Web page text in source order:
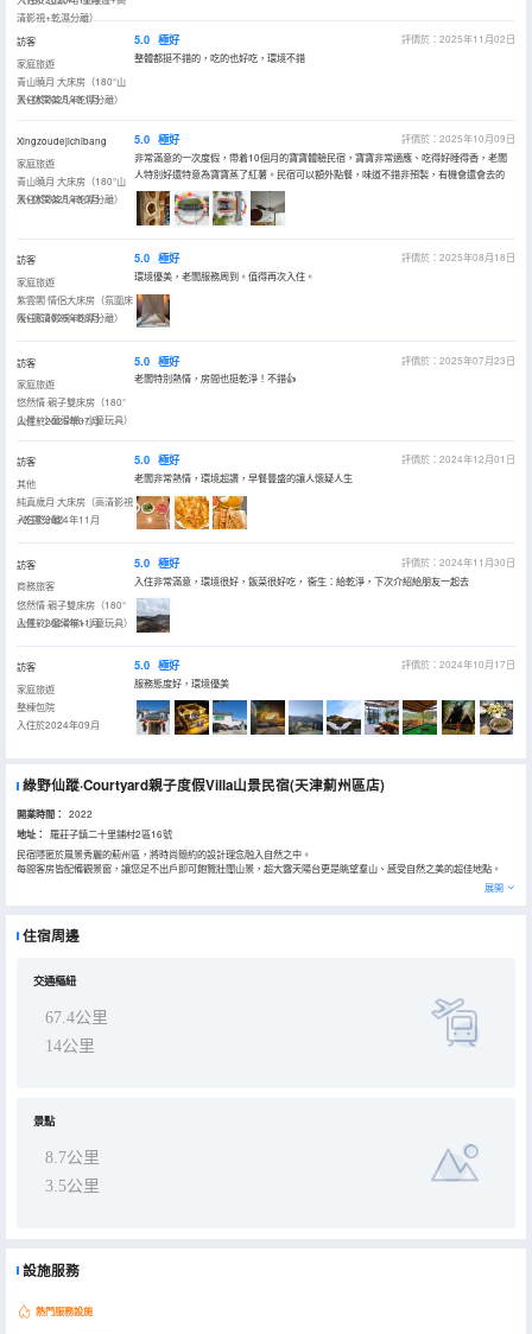
清影視+乾濕分離）
訪客
家庭旅遊
青山曉月·大床房（180°山
景+休閑茶几+乾濕分離）
入住於2025年11月
5.0 極好
評價於：2025年11月02日
整體都挺不錯的，吃的也好吃，環境不錯
Xingzoudejichibang
家庭旅遊
青山曉月·大床房（180°山
景+休閑茶几+乾濕分離）
入住於2025年10月
5.0 極好
評價於：2025年10月09日
非常滿意的一次度假，帶着10個月的寶寶體驗民宿，寶寶非常適應、吃得好睡得香，老闆
人特別好還特意為寶寶蒸了紅薯。民宿可以額外點餐，味道不錯非預製，有機會還會去的
訪客
家庭旅遊
紫雲閣·情侶大床房（氛圍床
幔+高清影視+乾濕分離）
入住於2025年08月
5.0 極好
評價於：2025年08月18日
環境優美，老闆服務周到。值得再次入住。
訪客
家庭旅遊
悠然情·親子雙床房（180°
山景+小童滑梯+小童玩具）
入住於2025年07月
5.0 極好
評價於：2025年07月23日
老闆特別熱情，房間也挺乾淨！不錯👍
訪客
其他
純真歲月·大床房（高清影視
+乾濕分離）
入住於2024年11月
5.0 極好
評價於：2024年12月01日
老闆非常熱情，環境超讚，早餐豐盛的讓人懷疑人生
訪客
商務旅客
悠然情·親子雙床房（180°
山景+小童滑梯+小童玩具）
入住於2024年11月
5.0 極好
評價於：2024年11月30日
入住非常滿意，環境很好，飯菜很好吃， 衞生：給乾淨，下次介紹給朋友一起去
訪客
家庭旅遊
整棟包院
入住於2024年09月
5.0 極好
評價於：2024年10月17日
服務態度好，環境優美
綠野仙蹤·Courtyard親子度假Villa山景民宿(天津薊州區店)
開業時間： 2022
地址：
羅莊子鎮二十里鋪村2區16號
民宿隱匿於風景秀麗的薊州區，將時尚簡約的設計理念融入自然之中。
每間客房皆配備觀景窗，讓您足不出戶即可飽覽壯闊山景，超大露天陽台更是眺望羣山、感受自然之美的超佳地點。
天津綠野仙蹤民宿，集自然美景與現代舒適於一體，為您提供一個既能享受家庭温馨，又能擁抱自然野趣的完美度假勝
展開
住宿周邊
交通樞紐
67.4公里
14公里
景點
8.7公里
3.5公里
設施服務
熱門服務設施